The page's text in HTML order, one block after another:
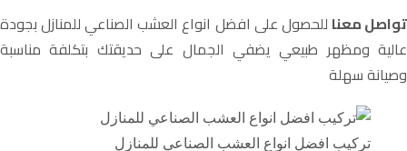
تواصل معنا للحصول على افضل انواع العشب الصناعي للمنازل بجودة
عالية ومظهر طبيعي يضفي الجمال على حديقتك بتكلفة مناسبة
وصيانة سهلة
تركيب افضل انواع العشب الصناعي للمنازل